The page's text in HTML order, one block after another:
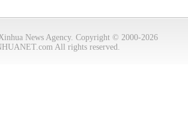
News Agency. Copyright © 2000-2026
All rights reserved.